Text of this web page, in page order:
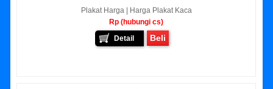
Plakat Harga | Harga Plakat Kaca
Rp (hubungi cs)
Detail
Beli